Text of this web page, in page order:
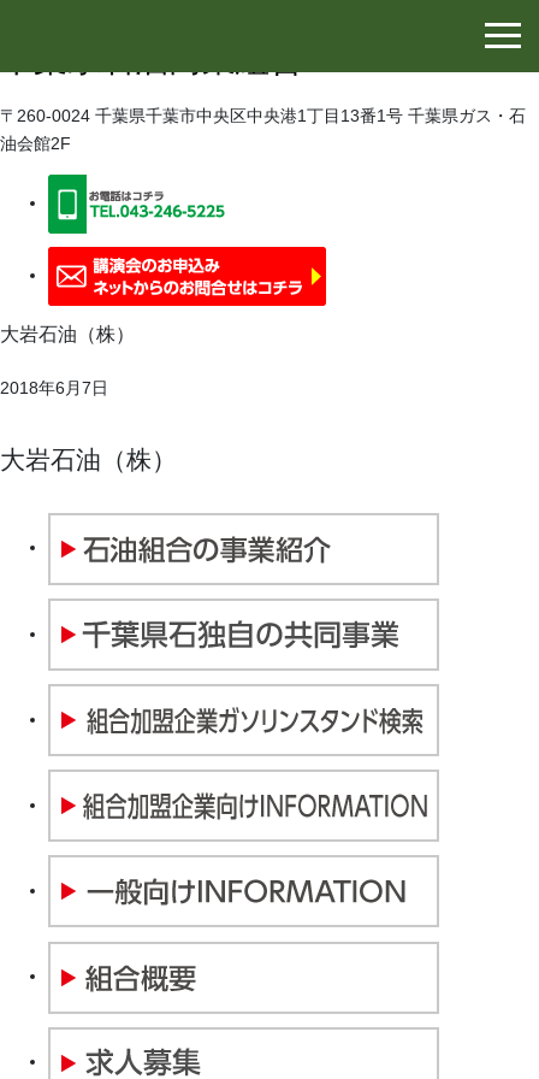
〒260-0024 千葉県千葉市中央区中央港1丁目13番1号 千葉県ガス・石
油会館2F
大岩石油（株）
2018年6月7日
大岩石油（株）